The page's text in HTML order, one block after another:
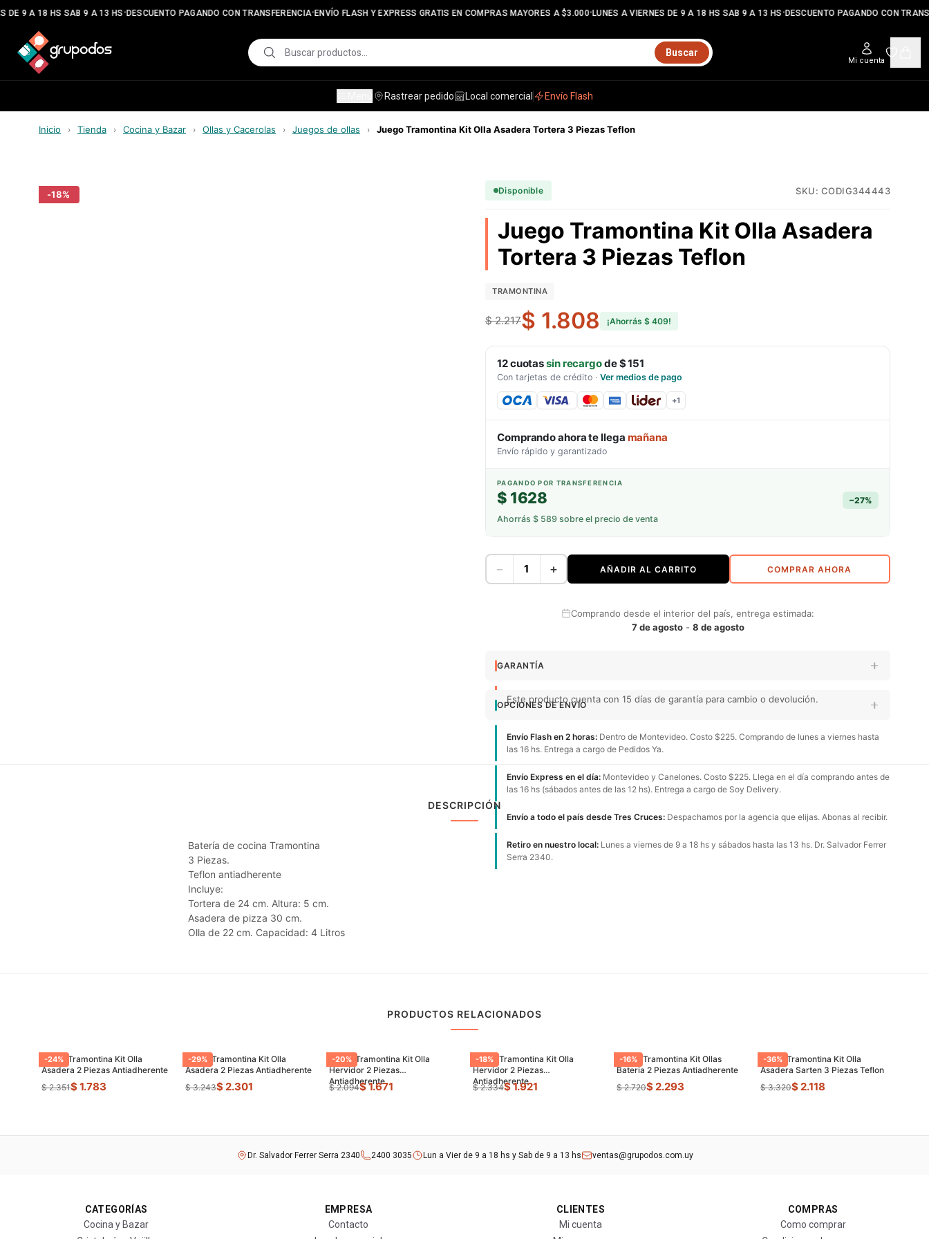
DE 9 A 18 HS SAB 9 A 13 HS•DESCUENTO PAGANDO CON TRANSFERENCIA •ENVÍO FLASH Y EXPRESS GRATIS EN COMPRAS MAYORES A $3.000•LUNES A VIERNES DE 9 A 18 HS SAB 9 A 13 HS•DESCUENTO PAGANDO CON
Buscar
Mi cuenta
Rastrear pedido Local comercial Envío Flash
Inicio › Tienda › Cocina y Bazar › Ollas y Cacerolas › Juegos de ollas › Juego Tramontina Kit Olla Asadera Tortera 3 Piezas Teflon
-18% Disponible SKU: CODIG344443
Juego Tramontina Kit Olla Asadera
Tortera 3 Piezas Teflon
TRAMONTINA
$ 2.217$ 1.808 ¡Ahorrás $ 409!
12cuotassin recargode$ 151
Con tarjetas de crédito · Ver medios de pago
+1
Comprando ahora te llega mañana
Envío rápido y garantizado
PAGANDO POR TRANSFERENCIA
$ 1628 −27%
Ahorrás $ 589 sobre el precio de venta
− + AÑADIR AL CARRITO COMPRAR AHORA
Comprando desde el interior del país, entrega estimada:
7 de agosto- 8 de agosto
GARANTÍA
Este producto cuenta con 15 días de garantía para cambio o devolución.
OPCIONES DE ENVÍO
Envío Flash en 2 horas: Dentro de Montevideo. Costo $225. Comprando de lunes a viernes hasta
las 16 hs. Entrega a cargo de Pedidos Ya.
Envío Express en el día: Montevideo y Canelones. Costo $225. Llega en el día comprando antes de
las 16 hs (sábados antes de las 12 hs). Entrega a cargo de Soy Delivery.
Envío a todo el país desde Tres Cruces: Despachamos por la agencia que elijas. Abonas al recibir.
Retiro en nuestro local: Lunes a viernes de 9 a 18 hs y sábados hasta las 13 hs. Dr. Salvador Ferrer
Serra 2340.
DESCRIPCIÓN
Batería de cocina Tramontina
3 Piezas.
Teflon antiadherente
Incluye:
Tortera de 24 cm. Altura: 5 cm.
Asadera de pizza 30 cm.
Olla de 22 cm. Capacidad: 4 Litros
PRODUCTOS RELACIONADOS
-24%
Juego Tramontina Kit Olla
Asadera 2 Piezas Antiadherente
$ 2.351$ 1.783
-29%
Juego Tramontina Kit Olla
Asadera 2 Piezas Antiadherente
$ 3.243$ 2.301
-20%
Juego Tramontina Kit Olla
Hervidor 2 Piezas
Antiadherente
$ 2.094$ 1.671
-18%
Juego Tramontina Kit Olla
Hervidor 2 Piezas
Antiadherente
$ 2.334$ 1.921
-16%
Juego Tramontina Kit Ollas
Bateria 2 Piezas Antiadherente
$ 2.720$ 2.293
-36%
Juego Tramontina Kit Olla
Asadera Sarten 3 Piezas Teflon
$ 3.320$ 2.118
Dr. Salvador Ferrer Serra 2340 2400 3035 Lun a Vier de 9 a 18 hs y Sab de 9 a 13 hs ventas@grupodos.com.uy
CATEGORÍAS
Cocina y Bazar
EMPRESA
Contacto
CLIENTES
Mi cuenta
COMPRAS
Como comprar